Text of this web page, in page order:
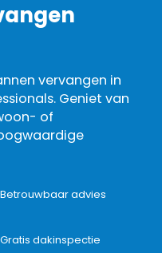
vervangen in
Geniet van
of
Betrouwbaar advies
Gratis dakinspectie